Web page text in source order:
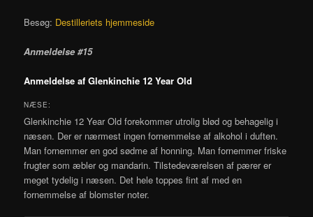
Besøg: Destilleriets hjemmeside
Anmeldelse #15
Anmeldelse af Glenkinchie 12 Year Old
NÆSE:
Glenkinchie 12 Year Old forekommer utrolig blød og behagelig i
næsen. Der er nærmest ingen fornemmelse af alkohol i duften.
Man fornemmer en god sødme af honning. Man fornemmer friske
frugter som æbler og mandarin. Tilstedeværelsen af pærer er
meget tydelig i næsen. Det hele toppes fint af med en
fornemmelse af blomster noter.